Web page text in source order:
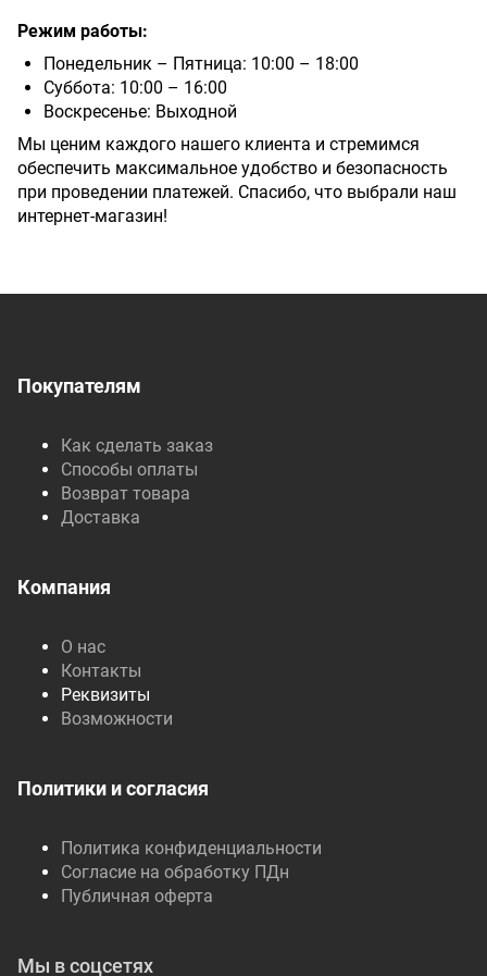
Режим работы:
Понедельник – Пятница: 10:00 – 18:00
Суббота: 10:00 – 16:00
Воскресенье: Выходной
Мы ценим каждого нашего клиента и стремимся
обеспечить максимальное удобство и безопасность
при проведении платежей. Спасибо, что выбрали наш
интернет-магазин!
Покупателям
Как сделать заказ
Способы оплаты
Возврат товара
Доставка
Компания
О нас
Контакты
Реквизиты
Возможности
Политики и согласия
Политика конфиденциальности
Согласие на обработку ПДн
Публичная оферта
Мы в соцсетях